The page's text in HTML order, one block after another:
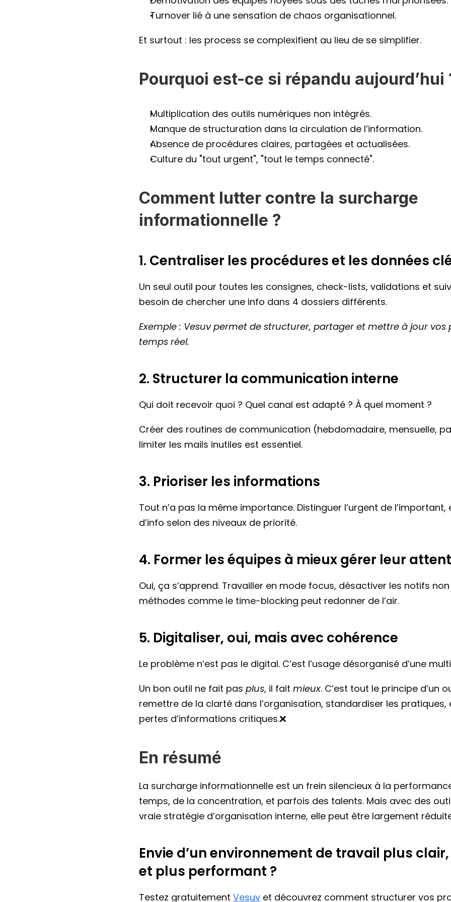
Turnover lié à une sensation de chaos organisationnel.
Et surtout : les process se complexifient au lieu de se simplifier.
Pourquoi est-ce si répandu aujourd’hui
Multiplication des outils numériques non intégrés.
Manque de structuration dans la circulation de l’information.
Absence de procédures claires, partagées et actualisées.
Culture du "tout urgent", "tout le temps connecté".
Comment lutter contre la surcharge
informationnelle ?
1. Centraliser les procédures et les données
Un seul outil pour toutes les consignes, check-lists, validations et
besoin de chercher une info dans 4 dossiers différents.
Exemple : Vesuv permet de structurer, partager et mettre à jour vos
temps réel.
2. Structurer la communication interne
Qui doit recevoir quoi ? Quel canal est adapté ? À quel moment ?
Créer des routines de communication (hebdomadaire, mensuelle,
limiter les mails inutiles est essentiel.
3. Prioriser les informations
Tout n’a pas la même importance. Distinguer l’urgent de
d’info selon des niveaux de priorité.
4. Former les équipes à mieux gérer leur
Oui, ça s’apprend. Travailler en mode focus, désactiver les notifs
méthodes comme le time-blocking peut redonner de l’air.
5. Digitaliser, oui, mais avec cohérence
Le problème n’est pas le digital. C’est l’usage désorganisé d’une
Un bon outil ne fait pas plus, il fait mieux. C’est tout le principe d’un
remettre de la clarté dans l’organisation, standardiser les pratiques,
pertes d’informations critiques.❌
En résumé
La surcharge informationnelle est un frein silencieux à la
temps, de la concentration, et parfois des talents. Mais avec des
vraie stratégie d’organisation interne, elle peut être largement
Envie d’un environnement de travail plus
et plus performant ?
Testez gratuitement Vesuv et découvrez comment structurer vos